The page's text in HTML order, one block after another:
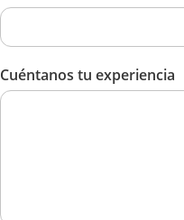
Cuéntanos tu experiencia